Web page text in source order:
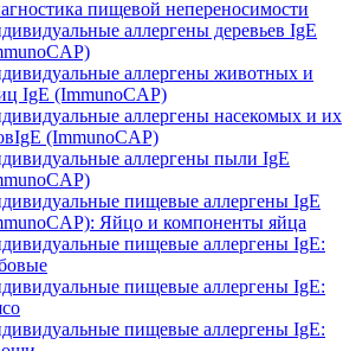
пищевой непереносимости
аллергены деревьев IgE
аллергены животных и
IgE (ImmunoCAP)
аллергены насекомых и их
(ImmunoCAP)
аллергены пыли IgE
пищевые аллергены IgE
Яйцо и компоненты яйца
пищевые аллергены IgE:
пищевые аллергены IgE:
пищевые аллергены IgE: